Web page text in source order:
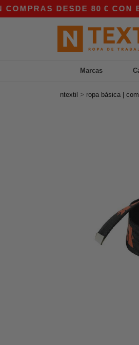
DESDE 80 € CON EL
Marcas
ntextil > ropa básica |